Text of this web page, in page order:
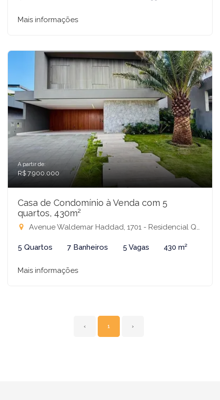
Mais informações
A partir de:
R$ 7.900.000
Casa de Condomínio à Venda com 5
quartos, 430m²
Avenue Waldemar Haddad, 1701 - Residencial Quinta do Golfe Jardins, São José do Rio Preto-SP
5 Quartos 7 Banheiros 5 Vagas 430 m²
Mais informações
‹ 1 ›